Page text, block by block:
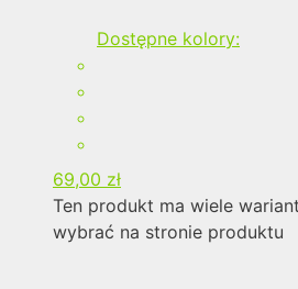
Dostępne kolory:
69,00 zł
Ten produkt ma wiele
wybrać na stronie produktu